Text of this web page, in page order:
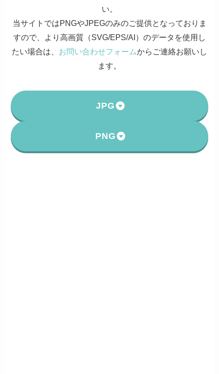
い。
当サイトではPNGやJPEGのみのご提供となっておりま
すので、より高画質（SVG/EPS/AI）のデータを使用し
たい場合は、 お問い合わせフォームからご連絡お願いし
ます。
JPG
PNG